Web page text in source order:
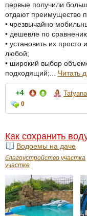
первые получили
отдают преимущество
• чрезвычайно
• дешевле по
• установить их просто
любой;
• широкий выбор
подходящий;... Читать
+4
0
Как сохранить
Водоемы на даче
благоустройство участка
участке